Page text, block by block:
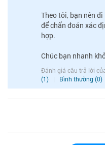
Theo tôi, bạn nên
để chẩn đoán xác
hợp.
Chúc bạn nhanh
Đánh giá câu trả lời
(1)
| Bình thường (0)